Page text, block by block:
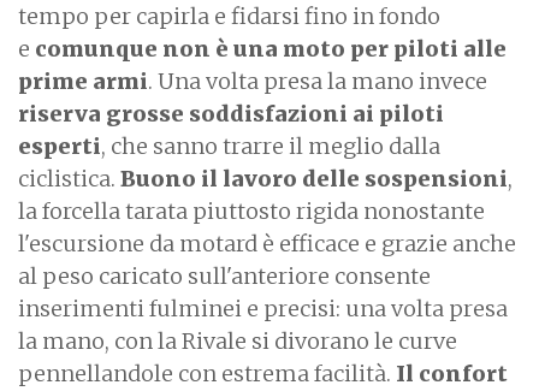
tempo per capirla e fidarsi fino in fondo
e comunque non è una moto per piloti alle
prime armi. Una volta presa la mano invece
riserva grosse soddisfazioni ai piloti
esperti, che sanno trarre il meglio dalla
ciclistica. Buono il lavoro delle sospensioni,
la forcella tarata piuttosto rigida nonostante
l'escursione da motard è efficace e grazie anche
al peso caricato sull'anteriore consente
inserimenti fulminei e precisi: una volta presa
la mano, con la Rivale si divorano le curve
pennellandole con estrema facilità. Il confort